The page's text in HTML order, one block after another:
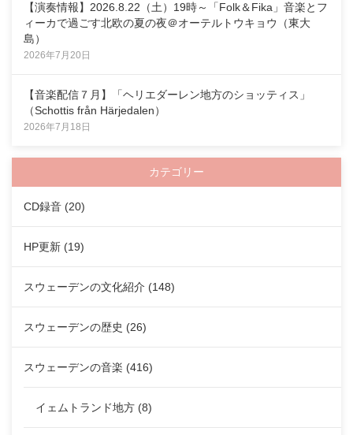
【演奏情報】2026.8.22（土）19時～「Folk＆Fika」音楽とフ
ィーカで過ごす北欧の夏の夜＠オーテルトウキョウ（東大
島）
2026年7月20日
【音楽配信７月】「ヘリエダーレン地方のショッティス」
（Schottis från Härjedalen）
2026年7月18日
カテゴリー
CD録音 (20)
HP更新 (19)
スウェーデンの文化紹介 (148)
スウェーデンの歴史 (26)
スウェーデンの音楽 (416)
イェムトランド地方 (8)